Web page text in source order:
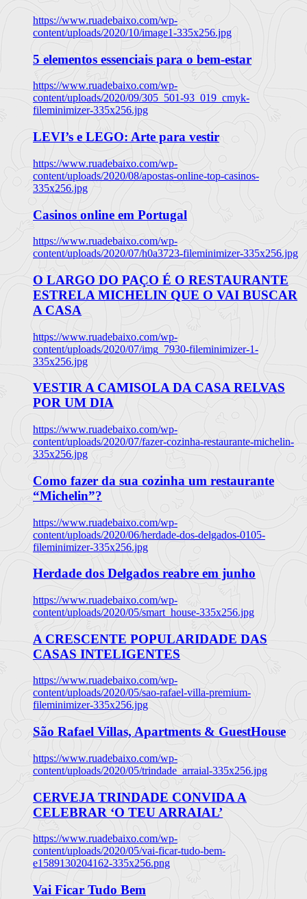
https://www.ruadebaixo.com/wp-
content/uploads/2020/10/image1-335x256.jpg
5 elementos essenciais para o bem-estar
https://www.ruadebaixo.com/wp-
content/uploads/2020/09/305_501-93_019_cmyk-
fileminimizer-335x256.jpg
LEVI’s e LEGO: Arte para vestir
https://www.ruadebaixo.com/wp-
content/uploads/2020/08/apostas-online-top-casinos-
335x256.jpg
Casinos online em Portugal
https://www.ruadebaixo.com/wp-
content/uploads/2020/07/h0a3723-fileminimizer-335x256.jpg
O LARGO DO PAÇO É O RESTAURANTE
ESTRELA MICHELIN QUE O VAI BUSCAR
A CASA
https://www.ruadebaixo.com/wp-
content/uploads/2020/07/img_7930-fileminimizer-1-
335x256.jpg
VESTIR A CAMISOLA DA CASA RELVAS
POR UM DIA
https://www.ruadebaixo.com/wp-
content/uploads/2020/07/fazer-cozinha-restaurante-michelin-
335x256.jpg
Como fazer da sua cozinha um restaurante
“Michelin”?
https://www.ruadebaixo.com/wp-
content/uploads/2020/06/herdade-dos-delgados-0105-
fileminimizer-335x256.jpg
Herdade dos Delgados reabre em junho
https://www.ruadebaixo.com/wp-
content/uploads/2020/05/smart_house-335x256.jpg
A CRESCENTE POPULARIDADE DAS
CASAS INTELIGENTES
https://www.ruadebaixo.com/wp-
content/uploads/2020/05/sao-rafael-villa-premium-
fileminimizer-335x256.jpg
São Rafael Villas, Apartments & GuestHouse
https://www.ruadebaixo.com/wp-
content/uploads/2020/05/trindade_arraial-335x256.jpg
CERVEJA TRINDADE CONVIDA A
CELEBRAR ‘O TEU ARRAIAL’
https://www.ruadebaixo.com/wp-
content/uploads/2020/05/vai-ficar-tudo-bem-
e1589130204162-335x256.png
Vai Ficar Tudo Bem